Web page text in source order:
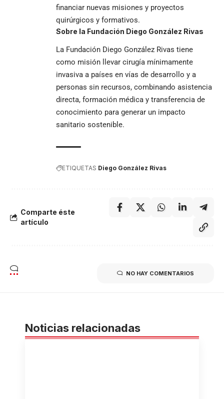
financiar nuevas misiones y proyectos
quirúrgicos y formativos.
Sobre la Fundación Diego González Rivas
La Fundación Diego González Rivas tiene
como misión llevar cirugía mínimamente
invasiva a países en vías de desarrollo y a
personas sin recursos, combinando asistencia
directa, formación médica y transferencia de
conocimiento para generar un impacto
sanitario sostenible.
ETIQUETAS Diego González Rivas
Comparte éste
artículo
NO HAY COMENTARIOS
Noticias relacionadas